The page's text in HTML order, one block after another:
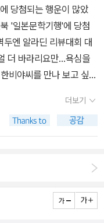
- 아프리카 책이 있어서,
랑 아시아 책 / 유럽은 이
만 구입하면 될 것 같네
을 것 같아요.그리고 아
환영이랍니다. 영어에
말 재미있고 쉽게 배울
학창시절로 다시 돌아
롤모델] 책도 마음에
부터 눈여겨보고 있는
갖고 싶어요.그 집 이야
바라보았다.이경승의 초
), 서병건의 부용호접(부
찬란한 나비들이 나온다.
수들이 나와서 춤을 추
았다. 일단 그림을 그린
없고, 근대 회화에 가깝
직일 것 같은 착각. 정
는데 그림 자체는 특유의
필'이란 책도 나왔다. 표지
이 되니 일단 패쓰..^^성북
당첨되는 행운이 많았
'일본문학기행'에 당첨
엔 알라딘 리뷰대회 대
더 바라리요만...욕심을
비야씨를 만나 보고 싶다
존재다. 나도 결혼을 안
게 되는 유일한 여성이
들이 '움메 기죽어!' 할
야씨가 죽었다 깨나도
은 빙긋 미소 짓겠죠.^^맞
비야씨가 죽었다 깨나도
더보기